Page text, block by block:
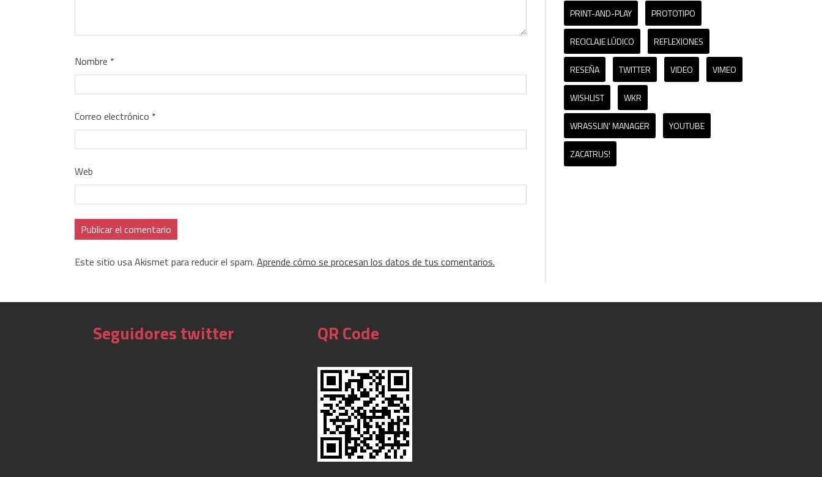
Nombre *
Correo electrónico *
Web
Este sitio usa Akismet para reducir el spam. Aprende cómo se procesan los datos de tus comentarios.
PRINT-AND-PLAY PROTOTIPO
RECICLAJE LÚDICO REFLEXIONES
RESEÑA TWITTER VIDEO VIMEO
WISHLIST WKR
WRASSLIN' MANAGER YOUTUBE
ZACATRUS!
Seguidores twitter QR Code